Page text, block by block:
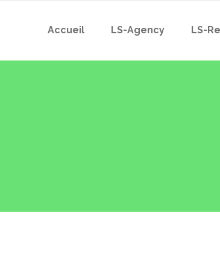
Accueil LS-Agency LS-